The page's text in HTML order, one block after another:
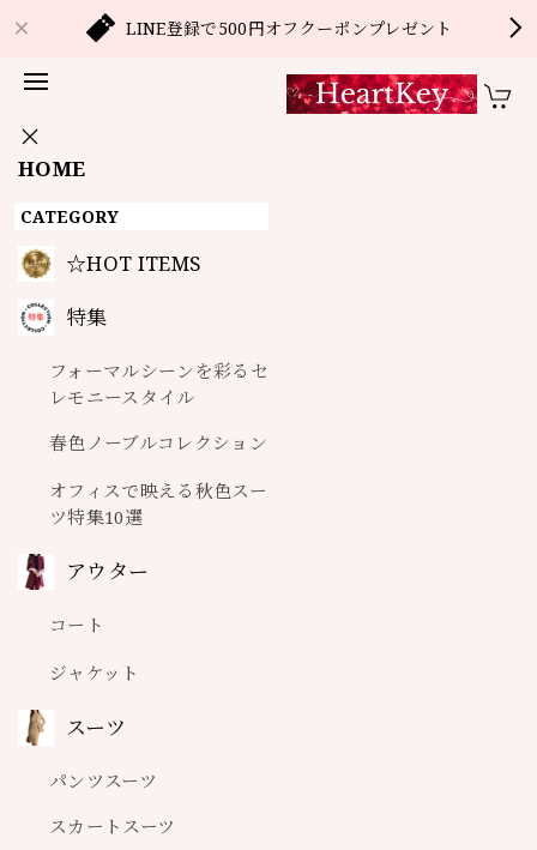
LINE登録で500円オフクーポンプレゼント
HOME
CATEGORY
☆HOT ITEMS
特集
フォーマルシーンを彩るセ
レモニースタイル
春色ノーブルコレクション
オフィスで映える秋色スー
ツ特集10選
アウター
コート
ジャケット
スーツ
パンツスーツ
スカートスーツ
ご購入前にABOUTページのご確認をお願いします
シルバーハートネックレス A0659